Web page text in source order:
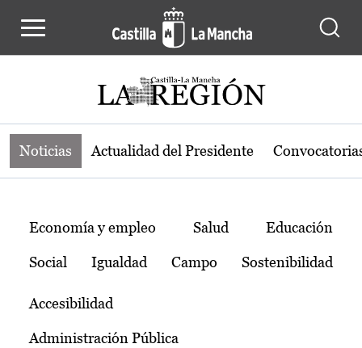
Noticias de la región de Castilla-La
Noticias Actualidad del Presidente
Temas
Economía y empleo Salud Educación
Social Igualdad Campo Sostenibilidad
Accesibilidad
Administración Pública